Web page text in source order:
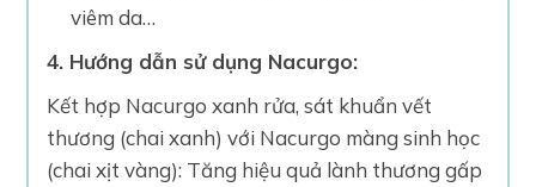
viêm da…
4. Hướng dẫn sử dụng Nacurgo:
Kết hợp Nacurgo xanh rửa, sát khuẩn vết
thương (chai xanh) với Nacurgo màng sinh học
(chai xịt vàng): Tăng hiệu quả lành thương gấp